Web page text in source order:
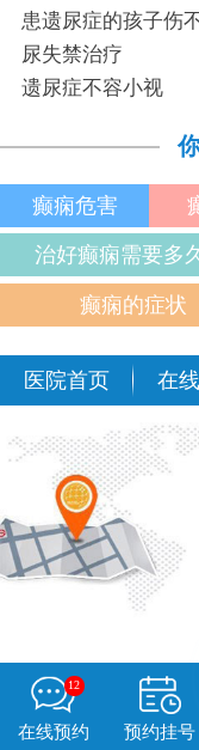
患遗尿症的孩子伤
尿失禁治疗
遗尿症不容小视
癫痫危害
治好癫痫需要多
癫痫的症状
医院首页 在
12
在线预约 预约挂号